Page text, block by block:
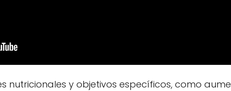
nutricionales y objetivos específicos, como